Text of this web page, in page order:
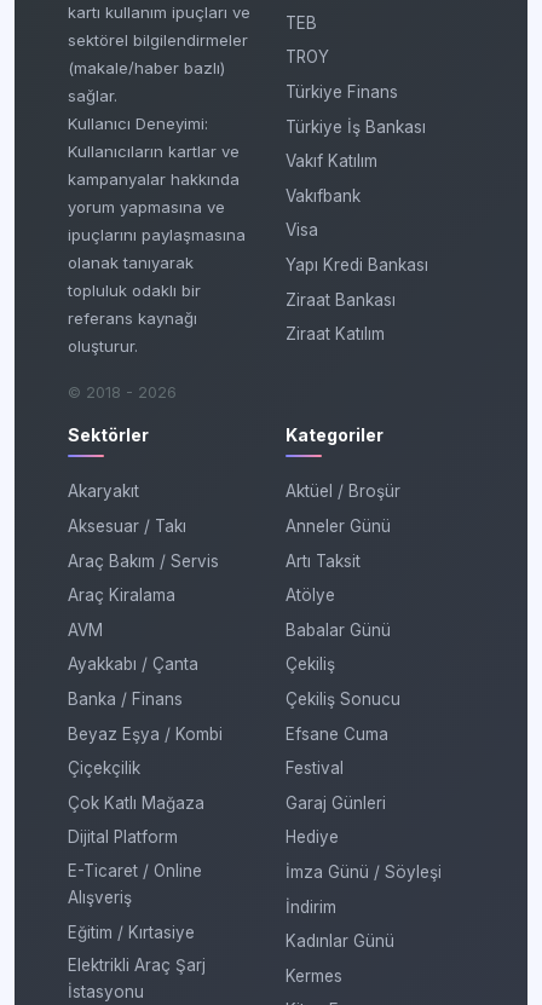
kartı kullanım ipuçları ve
sektörel bilgilendirmeler
(makale/haber bazlı)
sağlar.
Kullanıcı Deneyimi:
Kullanıcıların kartlar ve
kampanyalar hakkında
yorum yapmasına ve
ipuçlarını paylaşmasına
olanak tanıyarak
topluluk odaklı bir
referans kaynağı
oluşturur.
© 2018 - 2026
TEB
TROY
Türkiye Finans
Türkiye İş Bankası
Vakıf Katılım
Vakıfbank
Visa
Yapı Kredi Bankası
Ziraat Bankası
Ziraat Katılım
Sektörler
Akaryakıt
Aksesuar / Takı
Araç Bakım / Servis
Araç Kiralama
AVM
Ayakkabı / Çanta
Banka / Finans
Beyaz Eşya / Kombi
Çiçekçilik
Çok Katlı Mağaza
Dijital Platform
E-Ticaret / Online
Alışveriş
Eğitim / Kırtasiye
Elektrikli Araç Şarj
İstasyonu
Kategoriler
Aktüel / Broşür
Anneler Günü
Artı Taksit
Atölye
Babalar Günü
Çekiliş
Çekiliş Sonucu
Efsane Cuma
Festival
Garaj Günleri
Hediye
İmza Günü / Söyleşi
İndirim
Kadınlar Günü
Kermes